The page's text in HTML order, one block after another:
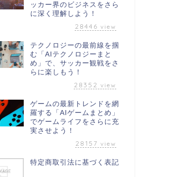
ッカー界のビジネスをさら
に深く理解しよう！
28446 view
テクノロジーの最前線を掴
む「AIテクノロジーまと
め」で、サッカー観戦をさ
らに楽しもう！
28352 view
ゲームの最新トレンドを網
羅する「AIゲームまとめ」
でゲームライフをさらに充
実させよう！
28157 view
特定商取引法に基づく表記